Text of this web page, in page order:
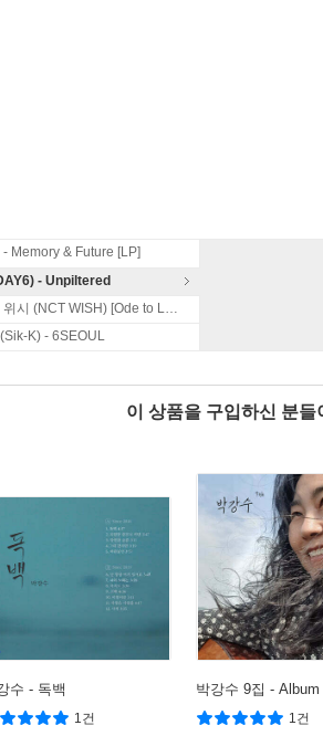
- Memory & Future [LP]
- Unpiltered
엔시티 위시 (NCT WISH) [Ode to Love]
K) - 6SEOUL
이 상품을 구입하신 분
수 - 독백
1건
박강수 9집 - Album
1건